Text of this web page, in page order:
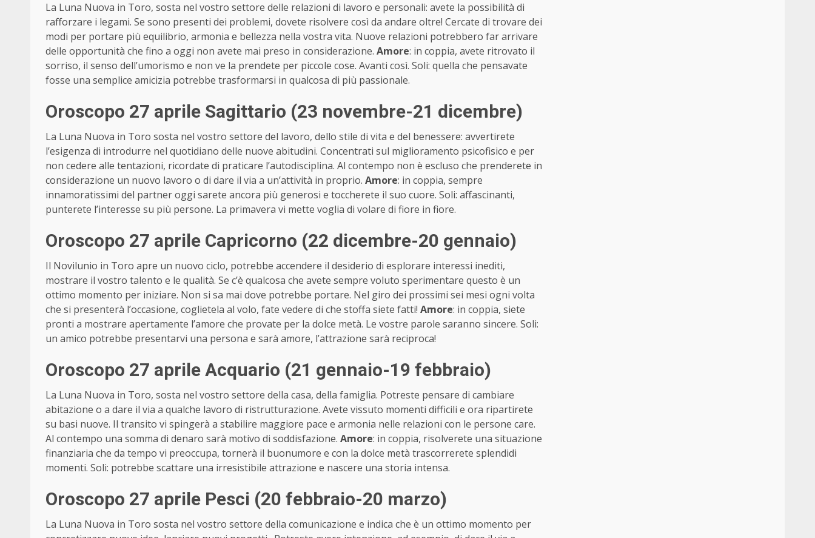
La Luna Nuova in Toro, sosta nel vostro settore delle relazioni di lavoro e personali: avete la possibilità di
rafforzare i legami. Se sono presenti dei problemi, dovete risolvere così da andare oltre! Cercate di trovare dei
modi per portare più equilibrio, armonia e bellezza nella vostra vita. Nuove relazioni potrebbero far arrivare
delle opportunità che fino a oggi non avete mai preso in considerazione. Amore: in coppia, avete ritrovato il
sorriso, il senso dell’umorismo e non ve la prendete per piccole cose. Avanti così. Soli: quella che pensavate
fosse una semplice amicizia potrebbe trasformarsi in qualcosa di più passionale.
Oroscopo 27 aprile Sagittario (23 novembre-21 dicembre)
La Luna Nuova in Toro sosta nel vostro settore del lavoro, dello stile di vita e del benessere: avvertirete
l’esigenza di introdurre nel quotidiano delle nuove abitudini. Concentrati sul miglioramento psicofisico e per
non cedere alle tentazioni, ricordate di praticare l’autodisciplina. Al contempo non è escluso che prenderete in
considerazione un nuovo lavoro o di dare il via a un’attività in proprio. Amore: in coppia, sempre
innamoratissimi del partner oggi sarete ancora più generosi e toccherete il suo cuore. Soli: affascinanti,
punterete l’interesse su più persone. La primavera vi mette voglia di volare di fiore in fiore.
Oroscopo 27 aprile Capricorno (22 dicembre-20 gennaio)
Il Novilunio in Toro apre un nuovo ciclo, potrebbe accendere il desiderio di esplorare interessi inediti,
mostrare il vostro talento e le qualità. Se c’è qualcosa che avete sempre voluto sperimentare questo è un
ottimo momento per iniziare. Non si sa mai dove potrebbe portare. Nel giro dei prossimi sei mesi ogni volta
che si presenterà l’occasione, coglietela al volo, fate vedere di che stoffa siete fatti! Amore: in coppia, siete
pronti a mostrare apertamente l’amore che provate per la dolce metà. Le vostre parole saranno sincere. Soli:
un amico potrebbe presentarvi una persona e sarà amore, l’attrazione sarà reciproca!
Oroscopo 27 aprile Acquario (21 gennaio-19 febbraio)
La Luna Nuova in Toro, sosta nel vostro settore della casa, della famiglia. Potreste pensare di cambiare
abitazione o a dare il via a qualche lavoro di ristrutturazione. Avete vissuto momenti difficili e ora ripartirete
su basi nuove. Il transito vi spingerà a stabilire maggiore pace e armonia nelle relazioni con le persone care.
Al contempo una somma di denaro sarà motivo di soddisfazione. Amore: in coppia, risolverete una situazione
finanziaria che da tempo vi preoccupa, tornerà il buonumore e con la dolce metà trascorrerete splendidi
momenti. Soli: potrebbe scattare una irresistibile attrazione e nascere una storia intensa.
Oroscopo 27 aprile Pesci (20 febbraio-20 marzo)
La Luna Nuova in Toro sosta nel vostro settore della comunicazione e indica che è un ottimo momento per